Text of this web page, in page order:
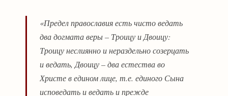
«Предел православия есть чисто ведать
два догмата веры – Троицу и Двоицу:
Троицу неслиянно и нераздельно созерцать
и ведать, Двоицу – два естества во
Христе в едином лице, т.е. единого Сына
исповедать и ведать и прежде